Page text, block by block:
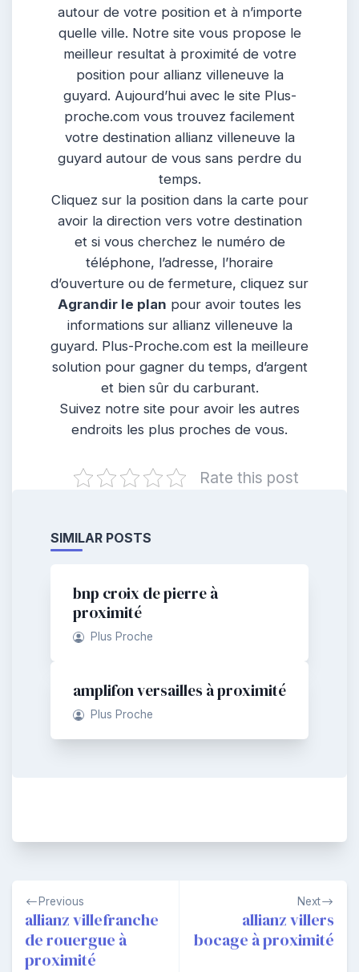
autour de votre position et à n’importe
quelle ville. Notre site vous propose le
meilleur resultat à proximité de votre
position pour allianz villeneuve la
guyard. Aujourd’hui avec le site Plus-
proche.com vous trouvez facilement
votre destination allianz villeneuve la
guyard autour de vous sans perdre du
temps.
Cliquez sur la position dans la carte pour
avoir la direction vers votre destination
et si vous cherchez le numéro de
téléphone, l’adresse, l’horaire
d’ouverture ou de fermeture, cliquez sur
Agrandir le plan pour avoir toutes les
informations sur allianz villeneuve la
guyard. Plus-Proche.com est la meilleure
solution pour gagner du temps, d’argent
et bien sûr du carburant.
Suivez notre site pour avoir les autres
endroits les plus proches de vous.
Rate this post
SIMILAR POSTS
bnp croix de pierre à
proximité
Plus Proche
amplifon versailles à proximité
Plus Proche
Navigation
de
l’article
Previous
allianz villefranche
de rouergue à
proximité
Next
allianz villers
bocage à proximité